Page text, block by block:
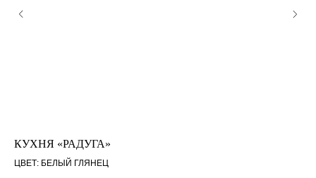
КУХНЯ «РАДУГА»
ЦВЕТ: БЕЛЫЙ ГЛЯНЕЦ